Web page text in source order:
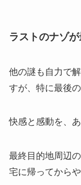
ラストのナゾ
他の謎も自力で
すが、特に最後
快感と感動を、
最終目的地周辺
宅に帰ってから